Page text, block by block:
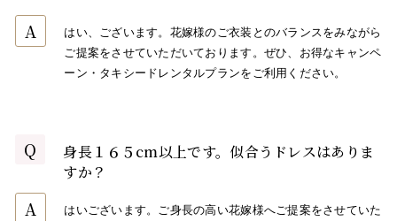
A
はい、ございます。花嫁様のご衣装とのバランスをみながら
ご提案をさせていただいております。ぜひ、お得なキャンペ
ーン・タキシードレンタルプランをご利用ください。
Q
身長１６５cm以上です。似合うドレスはありま
すか？
A
はいございます。ご身長の高い花嫁様へご提案をさせていた